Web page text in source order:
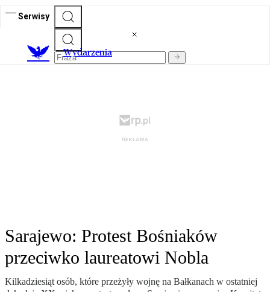
Serwisy
Wydarzenia
Sarajewo: Protest Bośniaków
przeciwko laureatowi Nobla
Kilkadziesiąt osób, które przeżyły wojnę na Bałkanach w ostatniej